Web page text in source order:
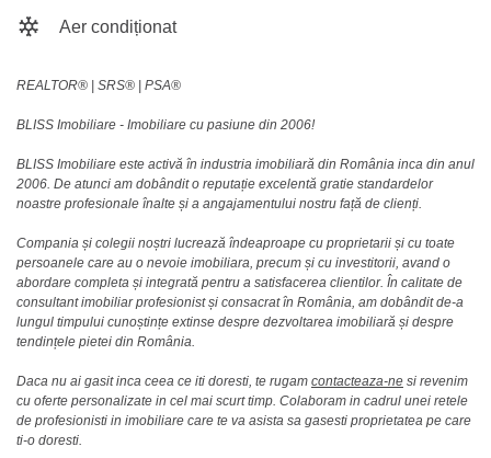
Aer condiționat
REALTOR®️ | SRS®️ | PSA®️
BLISS Imobiliare - Imobiliare cu pasiune din 2006!
BLISS Imobiliare este activă în industria imobiliară din România inca din anul
2006. De atunci am dobândit o reputație excelentă gratie standardelor
noastre profesionale înalte și a angajamentului nostru față de clienți.
Compania și colegii noștri lucrează îndeaproape cu proprietarii și cu toate
persoanele care au o nevoie imobiliara, precum și cu investitorii, avand o
abordare completa și integrată pentru a satisfacerea clientilor. În calitate de
consultant imobiliar profesionist și consacrat în România, am dobândit de-a
lungul timpului cunoștințe extinse despre dezvoltarea imobiliară și despre
tendințele pietei din România.
Daca nu ai gasit inca ceea ce iti doresti, te rugam contacteaza-ne si revenim
cu oferte personalizate in cel mai scurt timp. Colaboram in cadrul unei retele
de profesionisti in imobiliare care te va asista sa gasesti proprietatea pe care
ti-o doresti.